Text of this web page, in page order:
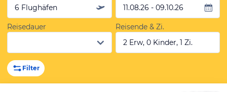
6 Flughäfen
11.08.26 - 09.10.26
Reisedauer
Reisende & Zi.
2 Erw, 0 Kinder, 1 Zi.
Filter